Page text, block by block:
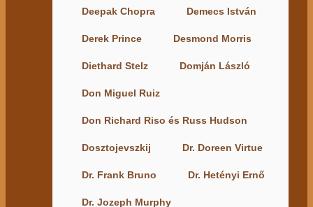
Deepak Chopra Demecs István
Derek Prince Desmond Morris
Diethard Stelz Domján László
Don Miguel Ruiz
Don Richard Riso és Russ Hudson
Dosztojevszkij Dr. Doreen Virtue
Dr. Frank Bruno Dr. Hetényi Ernő
Dr. Jozeph Murphy